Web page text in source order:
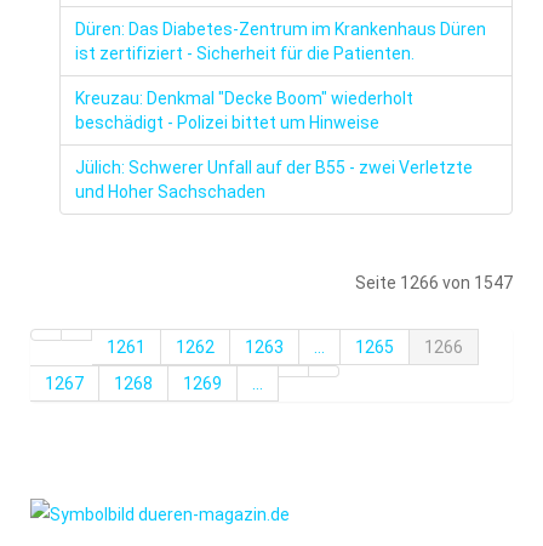
Düren: Das Diabetes-Zentrum im Krankenhaus Düren
ist zertifiziert - Sicherheit für die Patienten.
Kreuzau: Denkmal "Decke Boom" wiederholt
beschädigt - Polizei bittet um Hinweise
Jülich: Schwerer Unfall auf der B55 - zwei Verletzte
und Hoher Sachschaden
Seite 1266 von 1547
1261 1262 1263 1265
1266
1267
1268 1269